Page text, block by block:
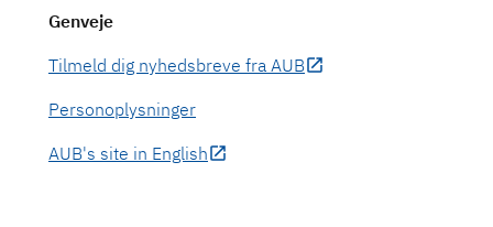
Genveje
Tilmeld dig nyhedsbreve fra AUB
Personoplysninger
AUB's site in English